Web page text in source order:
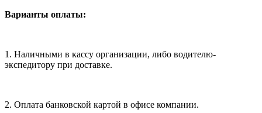
Варианты оплаты:
1. Наличными в кассу организации, либо водителю-
экспедитору при доставке.
2. Оплата банковской картой в офисе компании.